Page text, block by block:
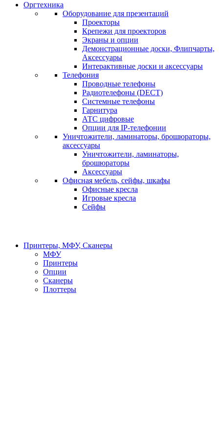
Оргтехника
Оборудование для презентаций
Проекторы
Крепежи для проекторов
Экраны и опции
Демонстрационные доски, Флипчарты,
Аксессуары
Интерактивные доски и аксессуары
Телефония
Проводные телефоны
Радиотелефоны (DECT)
Системные телефоны
Гарнитура
АТС цифровые
Опции для IP-телефонии
Уничтожители, ламинаторы, брошюраторы,
аксессуары
Уничтожители, ламинаторы,
брошюраторы
Аксессуары
Офисная мебель, сейфы, шкафы
Офисные кресла
Игровые кресла
Сейфы
Принтеры, МФУ, Сканеры
МФУ
Принтеры
Опции
Сканеры
Плоттеры